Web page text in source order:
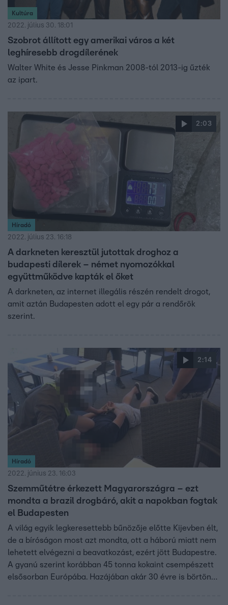
Kultúra
2022. július 30. 18:01
Szobrot állított egy amerikai város a két
leghíresebb drogdílerének
Walter White és Jesse Pinkman 2008-tól 2013-ig űzték
az ipart.
2:03
Híradó
2022. július 23. 16:18
A darkneten keresztül jutottak droghoz a
budapesti dílerek – német nyomozókkal
együttműködve kapták el őket
A darkneten, az internet illegális részén rendelt drogot,
amit aztán Budapesten adott el egy pár a rendőrök
szerint.
2:14
Híradó
2022. június 23. 16:03
Szemműtétre érkezett Magyarországra – ezt
mondta a brazil drogbáró, akit a napokban fogtak
el Budapesten
A világ egyik legkeresettebb bűnözője előtte Kijevben élt,
de a bíróságon most azt mondta, ott a háború miatt nem
lehetett elvégezni a beavatkozást, ezért jött Budapestre.
A gyanú szerint korábban 45 tonna kokaint csempészett
elsősorban Európába. Hazájában akár 30 évre is börtönbe